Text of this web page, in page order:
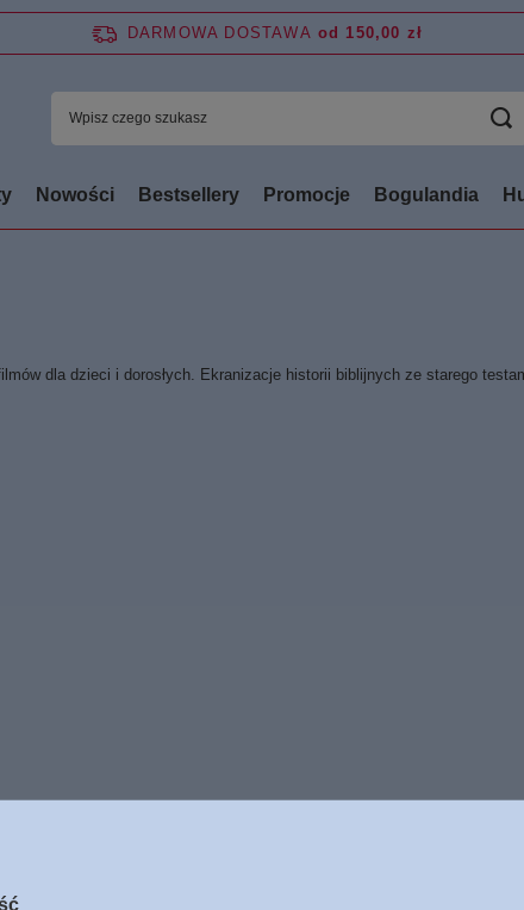
DARMOWA DOSTAWA od 150,00 zł
Nowości Bestsellery Promocje Bogulandia
dla dzieci i dorosłych. Ekranizacje historii biblijnych ze starego